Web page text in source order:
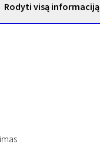
Rodyti visą informaciją